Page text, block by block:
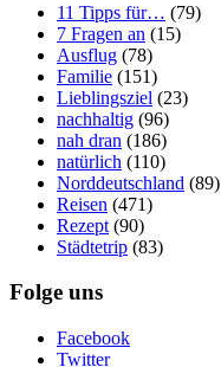
11 Tipps für… (79)
7 Fragen an (15)
Ausflug (78)
Familie (151)
Lieblingsziel (23)
nachhaltig (96)
nah dran (186)
natürlich (110)
Norddeutschland (89)
Reisen (471)
Rezept (90)
Städtetrip (83)
Folge uns
Facebook
Twitter